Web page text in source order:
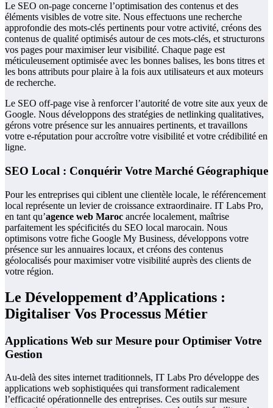
Le SEO on-page concerne l’optimisation des contenus et des
éléments visibles de votre site. Nous effectuons une recherche
approfondie des mots-clés pertinents pour votre activité, créons des
contenus de qualité optimisés autour de ces mots-clés, et structurons
vos pages pour maximiser leur visibilité. Chaque page est
méticuleusement optimisée avec les bonnes balises, les bons titres et
les bons attributs pour plaire à la fois aux utilisateurs et aux moteurs
de recherche.
Le SEO off-page vise à renforcer l’autorité de votre site aux yeux de
Google. Nous développons des stratégies de netlinking qualitatives,
gérons votre présence sur les annuaires pertinents, et travaillons
votre e-réputation pour accroître votre visibilité et votre crédibilité en
ligne.
SEO Local : Conquérir Votre Marché Géographique
Pour les entreprises qui ciblent une clientèle locale, le référencement
local représente un levier de croissance extraordinaire. IT Labs Pro,
en tant qu’agence web Maroc ancrée localement, maîtrise
parfaitement les spécificités du SEO local marocain. Nous
optimisons votre fiche Google My Business, développons votre
présence sur les annuaires locaux, et créons des contenus
géolocalisés pour maximiser votre visibilité auprès des clients de
votre région.
Le Développement d’Applications :
Digitaliser Vos Processus Métier
Applications Web sur Mesure pour Optimiser Votre
Gestion
Au-delà des sites internet traditionnels, IT Labs Pro développe des
applications web sophistiquées qui transforment radicalement
l’efficacité opérationnelle des entreprises. Ces outils sur mesure